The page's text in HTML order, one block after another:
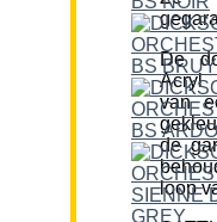
De
Acryl
van
de
loop